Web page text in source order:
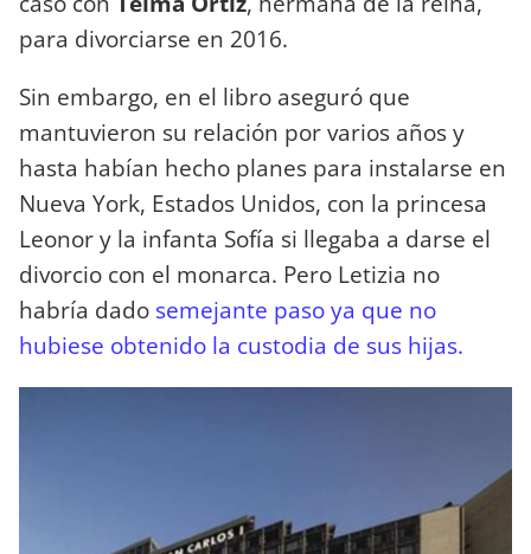
para divorciarse en 2016.
Sin embargo, en el libro aseguró que
mantuvieron su relación por varios años y
hasta habían hecho planes para instalarse en
Nueva York, Estados Unidos, con la princesa
Leonor y la infanta Sofía si llegaba a darse el
divorcio con el monarca. Pero Letizia no
habría dado semejante paso ya que no
hubiese obtenido la custodia de sus hijas.